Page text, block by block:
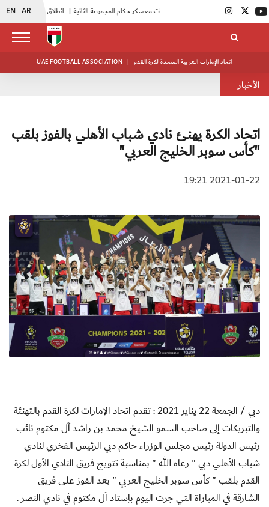
EN AR |
UAE FOOTBALL ASSOCIATION | اتحاد الإمارات العربية المتحدة لكرة القدم
الأخبار
اتحاد الكرة يهنئ نادي شباب الأهلي بالفوز بلقب
"كأس سوبر الخليج العربي"
2021-01-22 19:21
دبي / الجمعة 22 يناير 2021 :
تقدم اتحاد الإمارات لكرة القدم بالتهنئة
والتبريكات إلى صاحب السمو الشيخ محمد بن راشد آل مكتوم نائب
رئيس الدولة رئيس مجلس الوزراء حاكم دبي الرئيس الفخري لنادي
شباب الأهلي دبي " رعاه الله " بمناسبة تتويج فريق النادي الأول لكرة
القدم بلقب " كأس سوبر الخليج العربي " بعد الفوز على فريق
الشارقة في المباراة التي جرت اليوم بإستاد آل مكتوم في نادي النصر .